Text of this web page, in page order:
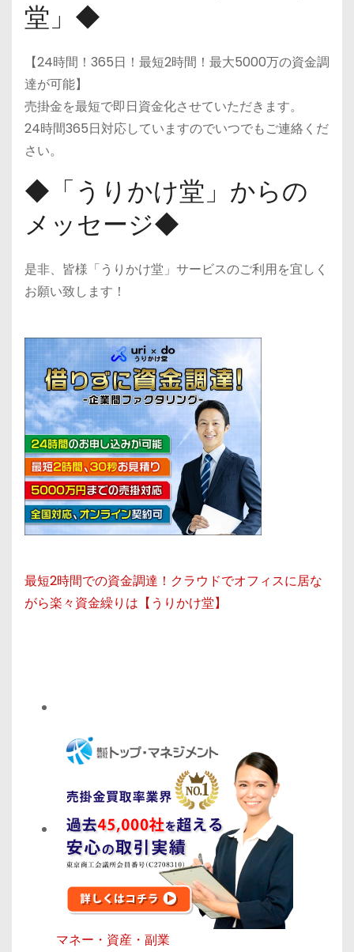
堂」◆
【24時間！365日！最短2時間！最大5000万の資金調
達が可能】
売掛金を最短で即日資金化させていただきます。
24時間365日対応していますのでいつでもご連絡くだ
さい。
◆「うりかけ堂」からの
メッセージ◆
是非、皆様「うりかけ堂」サービスのご利用を宜しく
お願い致します！
最短2時間での資金調達！クラウドでオフィスに居な
がら楽々資金繰りは【うりかけ堂】
マネー・資産・副業